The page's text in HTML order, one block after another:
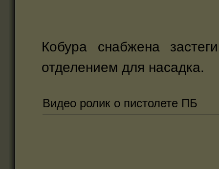
Кобура снабжена
отделением для насадка.
Видео ролик о пистолете ПБ